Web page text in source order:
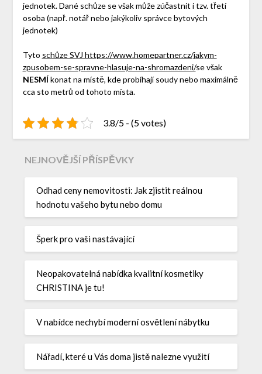
jednotek. Dané schůze se však může zúčastnit i tzv. třetí
osoba (např. notář nebo jakýkoliv správce bytových
jednotek)
Tyto schůze SVJ https://www.homepartner.cz/jakym-
zpusobem-se-spravne-hlasuje-na-shromazdeni/se však
NESMÍ konat na místě, kde probíhají soudy nebo maximálně
cca sto metrů od tohoto místa.
3.8/5 - (5 votes)
NEJNOVĚJŠÍ PŘÍSPĚVKY
Odhad ceny nemovitosti: Jak zjistit reálnou
hodnotu vašeho bytu nebo domu
Šperk pro vaši nastávající
Neopakovatelná nabídka kvalitní kosmetiky
CHRISTINA je tu!
V nabídce nechybí moderní osvětlení nábytku
Nářadí, které u Vás doma jistě nalezne využití